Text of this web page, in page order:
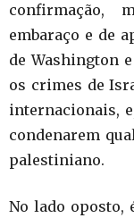
confirmação,
embaraço e de
de Washington
os crimes de
internacionais,
condenarem
palestiniano.
No lado oposto,